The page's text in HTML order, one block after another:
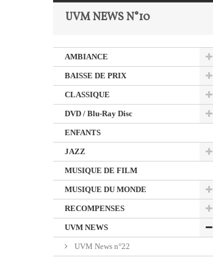
UVM NEWS N°10
AMBIANCE
BAISSE DE PRIX
CLASSIQUE
DVD / Blu-Ray Disc
ENFANTS
JAZZ
MUSIQUE DE FILM
MUSIQUE DU MONDE
RECOMPENSES
UVM NEWS
UVM News n°22